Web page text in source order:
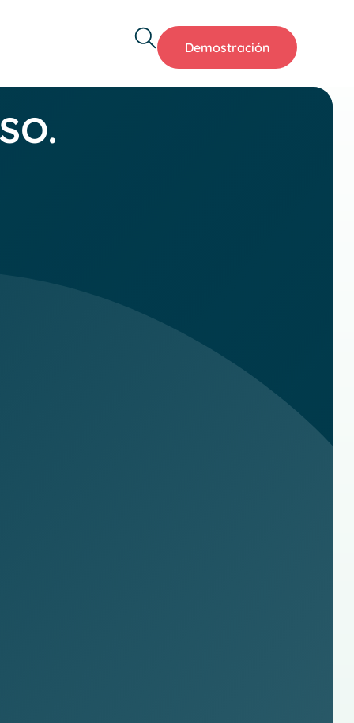
Demostración